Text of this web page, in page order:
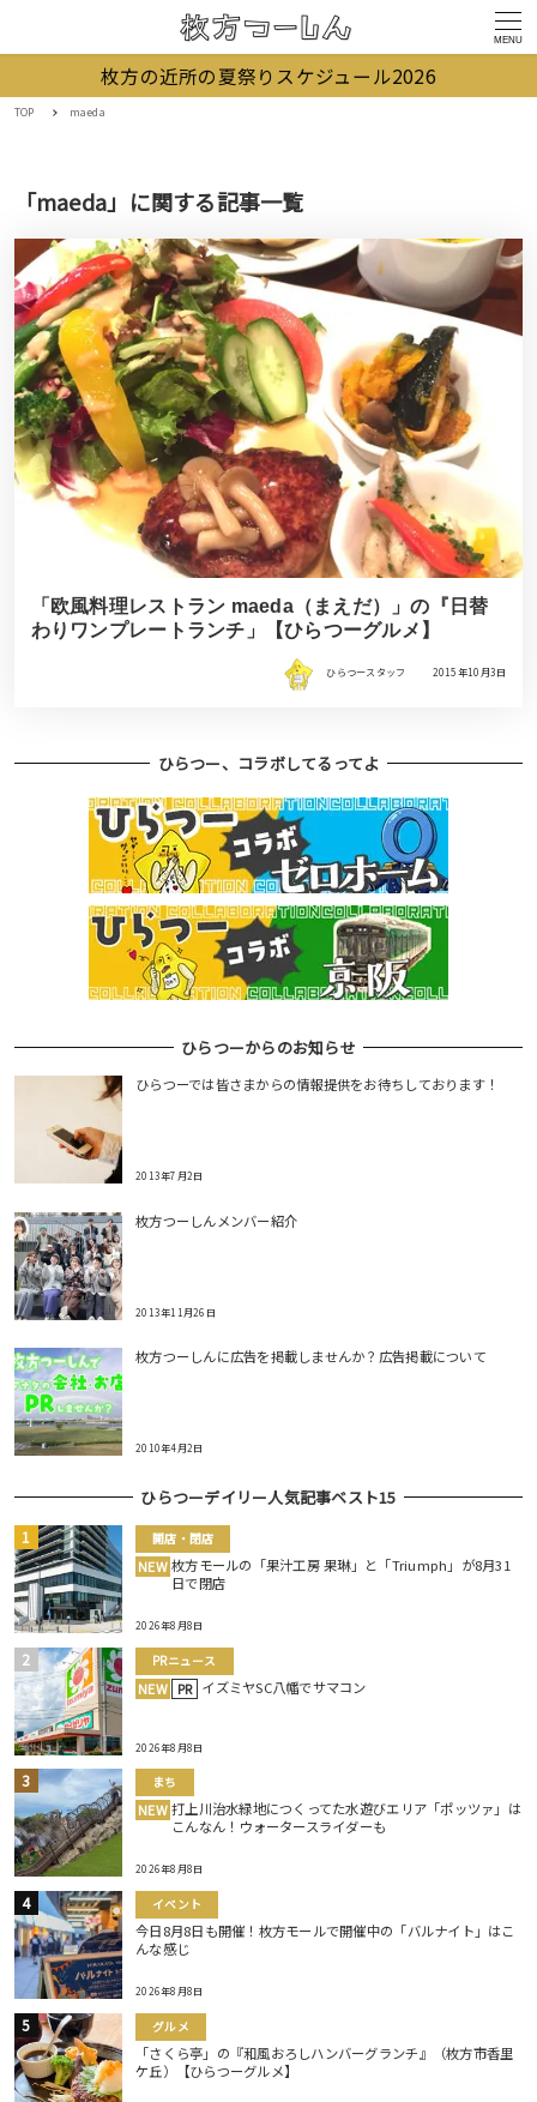
MENU
枚方の近所の夏祭りスケジュール2026
TOP maeda
「maeda」に関する記事一覧
「欧風料理レストラン maeda（まえだ）」の『日替
わりワンプレートランチ」【ひらつーグルメ】
ひらつースタッフ 2015年10月3日
ひらつー、コラボしてるってよ
ひらつーからのお知らせ
ひらつーでは皆さまからの情報提供をお待ちしております！
2013年7月2日
枚方つーしんメンバー紹介
2013年11月26日
枚方つーしんに広告を掲載しませんか？広告掲載について
2010年4月2日
ひらつーデイリー人気記事ベスト15
開店・閉店
NEW 枚方モールの「果汁工房 果琳」と「Triumph」が8月31
日で閉店
2026年8月8日
PRニュース
NEW PR イズミヤSC八幡でサマコン
2026年8月8日
まち
NEW 打上川治水緑地につくってた水遊びエリア「ポッツァ」は
こんなん！ウォータースライダーも
2026年8月8日
イベント
今日8月8日も開催！枚方モールで開催中の「バルナイト」はこ
んな感じ
2026年8月8日
グルメ
「さくら亭」の『和風おろしハンバーグランチ』（枚方市香里
ケ丘）【ひらつーグルメ】